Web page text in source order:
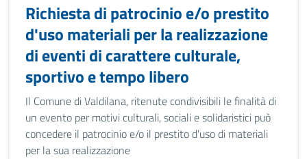
Richiesta di patrocinio e/o prestito
d'uso materiali per la realizzazione
di eventi di carattere culturale,
sportivo e tempo libero
Il Comune di Valdilana, ritenute condivisibili le finalità di
un evento per motivi culturali, sociali e solidaristici può
concedere il patrocinio e/o il prestito d'uso di materiali
per la sua realizzazione